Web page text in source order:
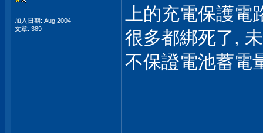
加入日期: Aug 2004
文章: 389
上的充電保護
很多都綁死了,
不保證電池蓄電